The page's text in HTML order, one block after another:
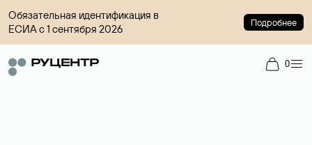
Обязательная идентификация в
ЕСИА с 1 сентября 2026
Подробнее
0